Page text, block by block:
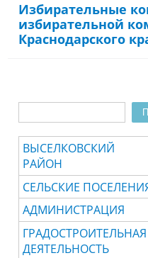
Избирательные
избирательной
Краснодарского
Поиск
ВЫСЕЛКОВСКИЙ
РАЙОН
СЕЛЬСКИЕ
АДМИНИСТРАЦИЯ
ГРАДОСТРОИТЕЛЬНАЯ
ДЕЯТЕЛЬНОСТЬ